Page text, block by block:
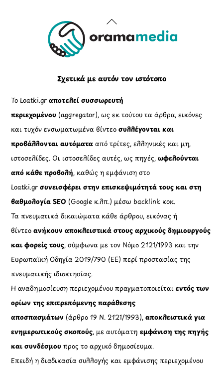
Back
To
Σχετικά με αυτόν τον ιστότοπο
Το Loatki.grαποτελεί συσσωρευτή
περιεχομένου (aggregator), ως εκ τούτου τα άρθρα, εικόνες
και τυχόν ενσωματωμένα βίντεοσυλλέγονται και
προβάλλονται αυτόματααπό τρίτες, ελληνικές και μη,
ιστοσελίδες. Οι ιστοσελίδες αυτές, ως πηγές,ωφελούνται
από κάθε προβολή, καθώς η εμφάνιση στο
Loatki.gr συνεισφέρει στην επισκεψιμότητά τους και στη
βαθμολογία SEO (Google κ.λπ.) μέσω backlink κοκ.
Τα πνευματικά δικαιώματα κάθε άρθρου, εικόνας ή
βίντεοανήκουν αποκλειστικά στους αρχικούς δημιουργούς
και φορείς τους, σύμφωνα με τον Νόμο 2121/1993 και την
Ευρωπαϊκή Οδηγία 2019/790 (ΕΕ) περί προστασίας της
πνευματικής ιδιοκτησίας.
Η αναδημοσίευση περιεχομένου πραγματοποιείταιεντός των
ορίων της επιτρεπόμενης παράθεσης
αποσπασμάτων (άρθρο 19 Ν. 2121/1993), αποκλειστικά για
ενημερωτικούς σκοπούς, με αυτόματηεμφάνιση της πηγής
και συνδέσμου προς το αρχικό δημοσίευμα.
Επειδή η διαδικασία συλλογής και εμφάνισης περιεχομένου